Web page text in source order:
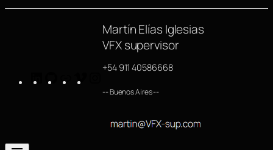
Martín Elías Iglesias
VFX supervisor
+54 911 40586668
-- Buenos Aires --